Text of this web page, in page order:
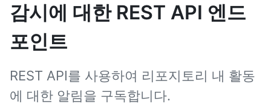
감시에 대한 REST API 엔드
포인트
REST API를 사용하여 리포지토리 내 활동
에 대한 알림을 구독합니다.